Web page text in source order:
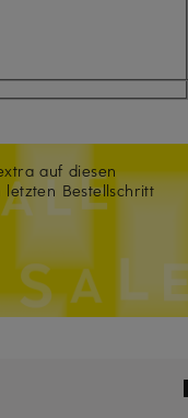
auf diesen
Bestellschritt